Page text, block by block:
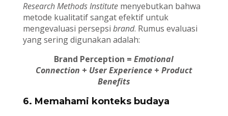
Research Methods Institutemenyebutkan bahwa
metode kualitatif sangat efektif untuk
mengevaluasi persepsi brand. Rumus evaluasi
yang sering digunakan adalah:
Brand Perception =Emotional
Connection + User Experience+ Product
Benefits
6. Memahami konteks budaya